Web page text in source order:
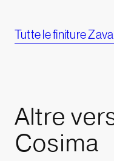
Tutte le finiture Zava
Altre
Cosima